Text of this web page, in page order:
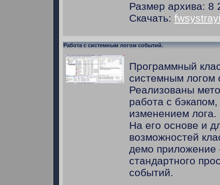
Размер архива: 8
Скачать:
Работа с системным логом событий.
Программный
системным логом
Реализованы
работа с
изменением лога.
На его основе и
возможностей
демо приложение
стандартного
событий.